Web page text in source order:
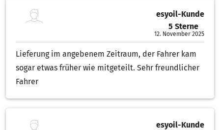
esyoil-Kunde
5 Sterne
12. November 2025
Lieferung im angebenem Zeitraum, der Fahrer kam
sogar etwas früher wie mitgeteilt. Sehr freundlicher
Fahrer
esyoil-Kunde